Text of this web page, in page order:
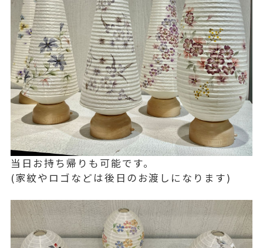
当日お持ち帰りも可能です。
(家紋やロゴなどは後日のお渡しになります)